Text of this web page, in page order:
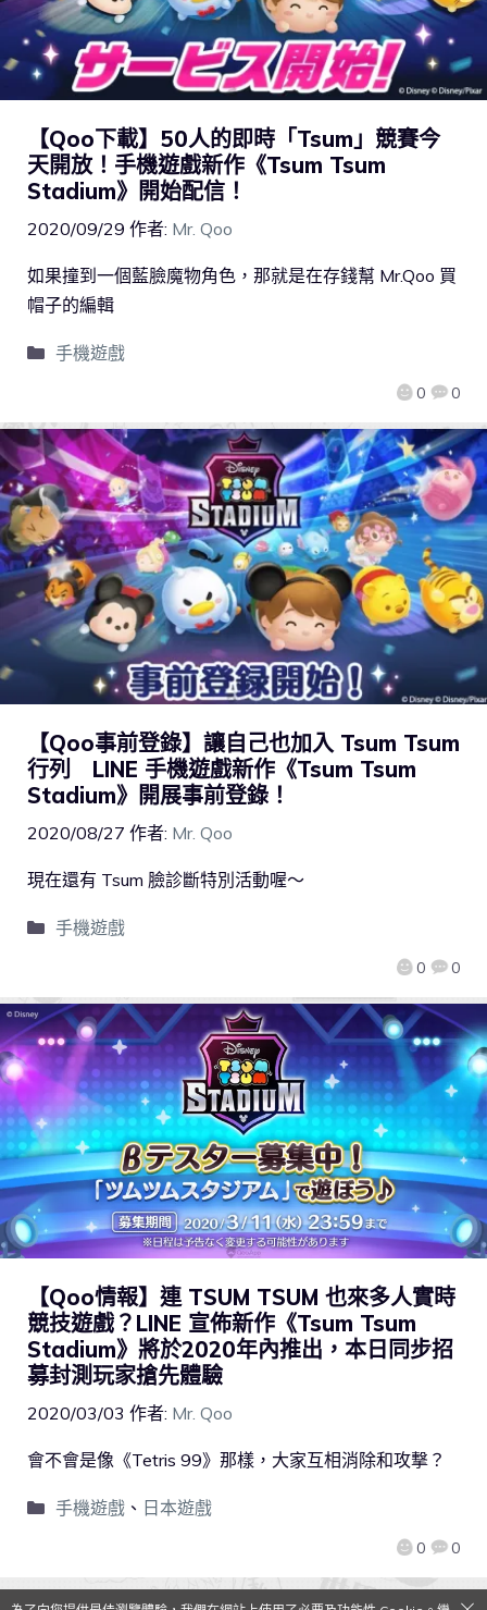
【Qoo下載】50人的即時「Tsum」競賽今
天開放！手機遊戲新作《Tsum Tsum
Stadium》開始配信！
2020/09/29 作者: Mr. Qoo
0 0
如果撞到一個藍臉魔物角色，那就是在存錢幫 Mr.Qoo 買
帽子的編輯
手機遊戲
【Qoo事前登錄】讓自己也加入 Tsum Tsum
行列 LINE 手機遊戲新作《Tsum Tsum
Stadium》開展事前登錄！
2020/08/27 作者: Mr. Qoo
0 0
現在還有 Tsum 臉診斷特別活動喔～
手機遊戲
【Qoo情報】連 TSUM TSUM 也來多人實時
競技遊戲？LINE 宣佈新作《Tsum Tsum
Stadium》將於2020年內推出，本日同步招
募封測玩家搶先體驗
2020/03/03 作者: Mr. Qoo
0 0
會不會是像《Tetris 99》那樣，大家互相消除和攻撃？
手機遊戲、 日本遊戲